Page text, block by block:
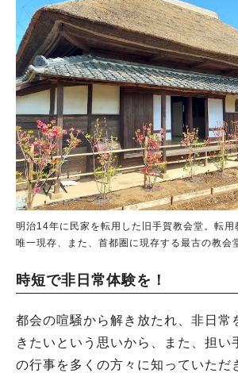
明治14年に民家を転用した旧手賀教会堂。転用
唯一現存、また、首都圏に現存する最古の教会
時短で非日常体験を！
都会の喧騒から解き放たれ、非日常
きたいという思いから、また、担い
の行事を多くの方々に知っていただ